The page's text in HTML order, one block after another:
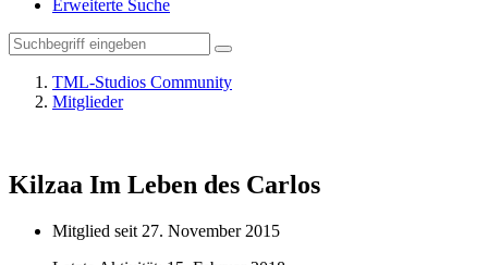
Erweiterte Suche
TML-Studios Community
Mitglieder
Kilzaa Im Leben des Carlos
Mitglied seit 27. November 2015